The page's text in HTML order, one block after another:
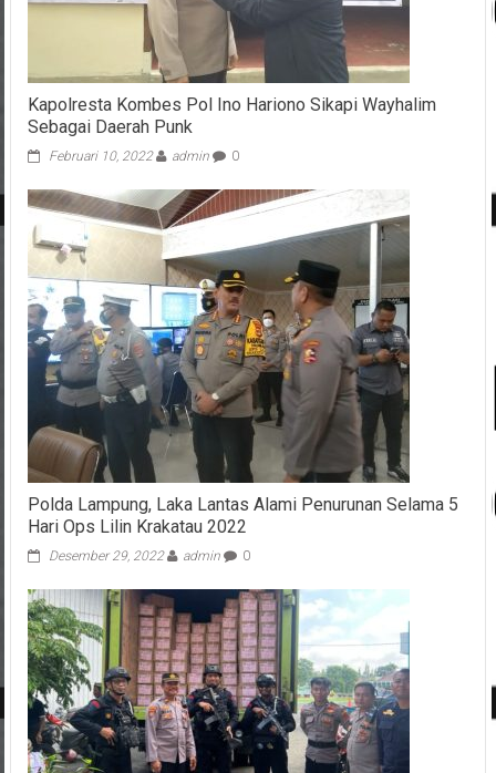
Kapolresta Kombes Pol Ino Hariono Sikapi Wayhalim
Sebagai Daerah Punk
Februari 10, 2022 admin 0
Polda Lampung, Laka Lantas Alami Penurunan Selama 5
Hari Ops Lilin Krakatau 2022
Desember 29, 2022 admin 0